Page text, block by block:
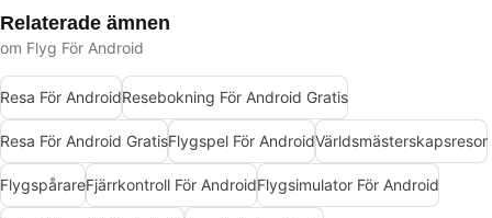
Relaterade ämnen
om Flyg För Android
Resa För AndroidResebokning För Android Gratis
Resa För Android GratisFlygspel För AndroidVärldsmästerskapsresor
FlygspårareFjärrkontroll För AndroidFlygsimulator För Android